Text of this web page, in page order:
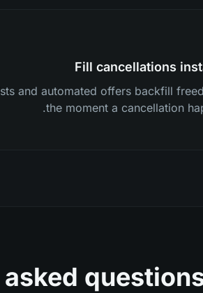
Fill cancellations
and automated offers backfill
the moment a cancellation